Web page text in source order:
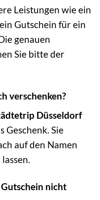
Leistungen wie ein
Gutschein für ein
genauen
Sie bitte der
verschenken?
Düsseldorf
Geschenk. Sie
auf den Namen
nicht